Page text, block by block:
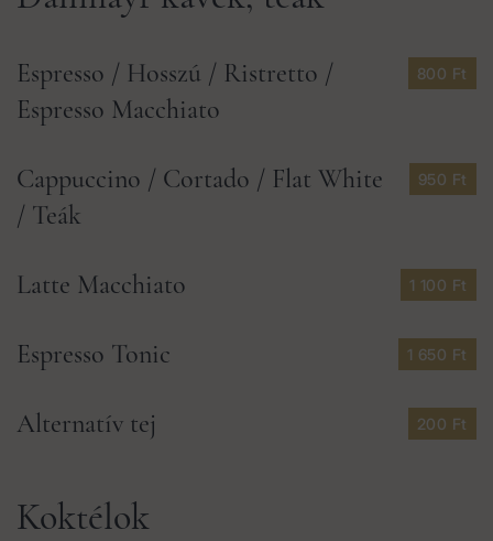
800 Ft
Espresso / Hosszú / Ristretto /
Espresso Macchiato
950 Ft
Cappuccino / Cortado / Flat White
/ Teák
1 100 Ft
Latte Macchiato
1 650 Ft
Espresso Tonic
200 Ft
Alternatív tej
Koktélok